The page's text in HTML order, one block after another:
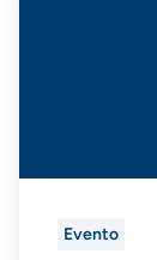
Evento